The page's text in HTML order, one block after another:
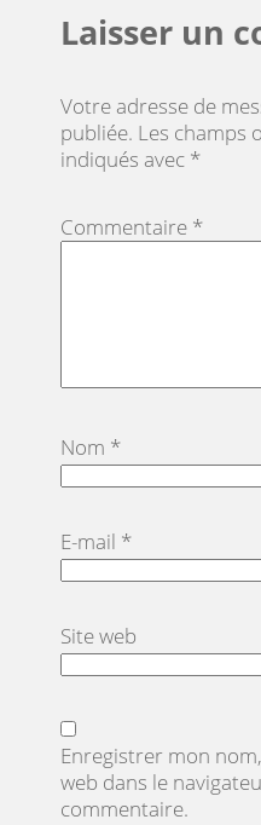
Laisser un
Votre adresse de
publiée. Les champs
indiqués avec *
Commentaire *
Nom *
E-mail *
Site web
Enregistrer mon
web dans le
commentaire.